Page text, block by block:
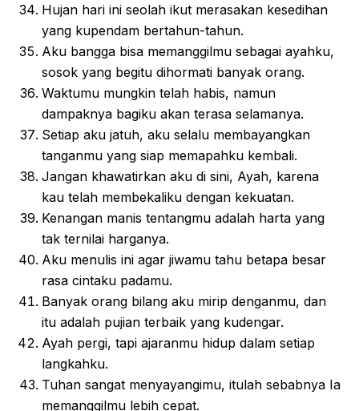
Hujan hari ini seolah ikut merasakan kesedihan
yang kupendam bertahun-tahun.
Aku bangga bisa memanggilmu sebagai ayahku,
sosok yang begitu dihormati banyak orang.
Waktumu mungkin telah habis, namun
dampaknya bagiku akan terasa selamanya.
Setiap aku jatuh, aku selalu membayangkan
tanganmu yang siap memapahku kembali.
Jangan khawatirkan aku di sini, Ayah, karena
kau telah membekaliku dengan kekuatan.
Kenangan manis tentangmu adalah harta yang
tak ternilai harganya.
Aku menulis ini agar jiwamu tahu betapa besar
rasa cintaku padamu.
Banyak orang bilang aku mirip denganmu, dan
itu adalah pujian terbaik yang kudengar.
Ayah pergi, tapi ajaranmu hidup dalam setiap
langkahku.
Tuhan sangat menyayangimu, itulah sebabnya Ia
memanggilmu lebih cepat.